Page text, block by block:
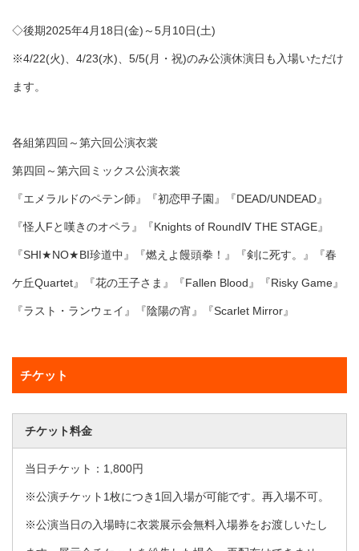
◇後期2025年4月18日(金)～5月10日(土)
※4/22(火)、4/23(水)、5/5(月・祝)のみ公演休演日も入場いただけ
ます。
各組第四回～第六回公演衣裳
第四回～第六回ミックス公演衣裳
『エメラルドのペテン師』『初恋甲子園』『DEAD/UNDEAD』
『怪人Fと嘆きのオペラ』『Knights of RoundⅣ THE STAGE』
『SHI★NO★BI珍道中』『燃えよ饅頭拳！』『剣に死す。』『春
ケ丘Quartet』『花の王子さま』『Fallen Blood』『Risky Game』
『ラスト・ランウェイ』『陰陽の宵』『Scarlet Mirror』
チケット
チケット料金
当日チケット：1,800円
※公演チケット1枚につき1回入場が可能です。再入場不可。
※公演当日の入場時に衣裳展示会無料入場券をお渡しいたし